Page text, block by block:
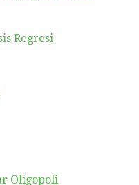
Regresi
Oligopoli